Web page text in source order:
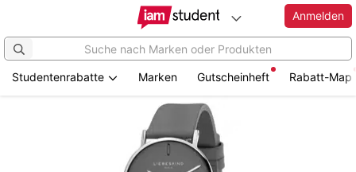
Anmelden
Studentenrabatte Marken Gutscheinheft Rabatt-Map